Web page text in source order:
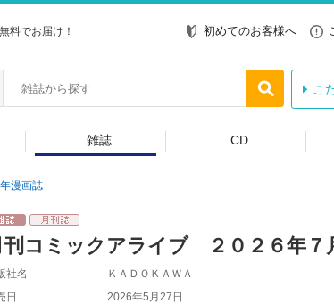
料でお届け！ 初めてのお客様へ
こ
雑誌 CD
漫画誌
刊コミックアライブ ２０２６年７
社名
ＫＡＤＯＫＡＷＡ
日
2026年5月27日